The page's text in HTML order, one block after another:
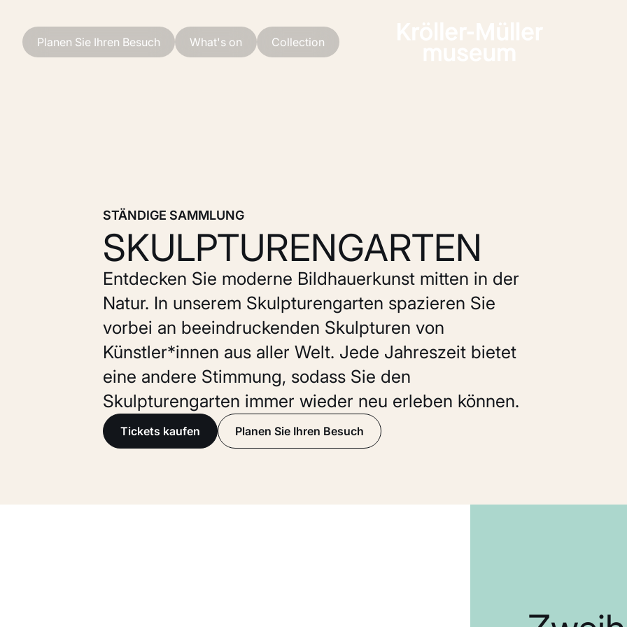
Zum Hauptinhalt
Planen Sie Ihren Besuch What's on Collection
STÄNDIGE SAMMLUNG
SKULPTURENGARTEN
Entdecken Sie moderne Bildhauerkunst mitten in der
Natur. In unserem Skulpturengarten spazieren Sie
vorbei an beeindruckenden Skulpturen von
Künstler*innen aus aller Welt. Jede Jahreszeit bietet
eine andere Stimmung, sodass Sie den
Skulpturengarten immer wieder neu erleben können.
Tickets kaufen Planen Sie Ihren Besuch